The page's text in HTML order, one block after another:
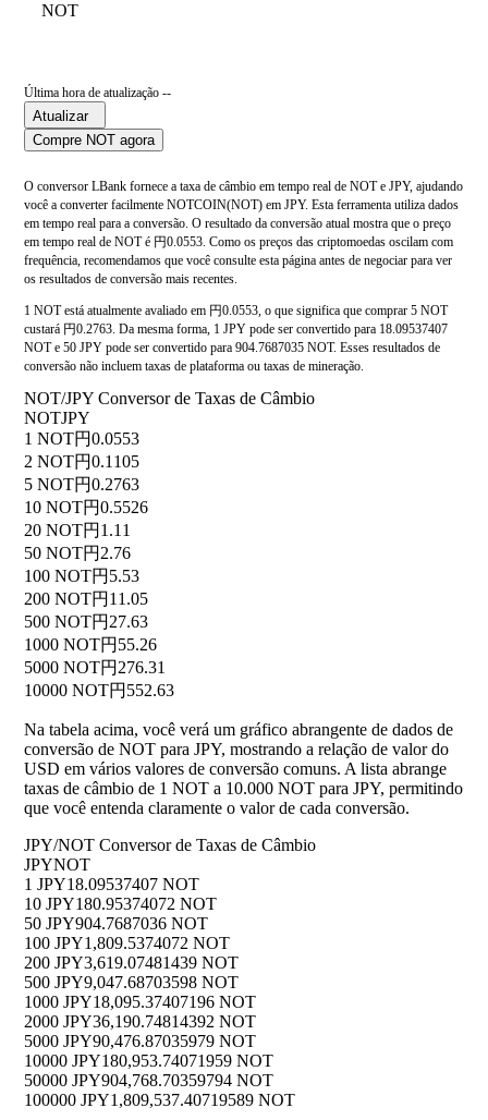
NOT
Última hora de atualização --
Atualizar
Compre NOT agora
O conversor LBank fornece a taxa de câmbio em tempo real de NOT e JPY, ajudando
você a converter facilmente NOTCOIN(NOT) em JPY. Esta ferramenta utiliza dados
em tempo real para a conversão. O resultado da conversão atual mostra que o preço
em tempo real de NOT é 円0.0553. Como os preços das criptomoedas oscilam com
frequência, recomendamos que você consulte esta página antes de negociar para ver
os resultados de conversão mais recentes.
1 NOT está atualmente avaliado em 円0.0553, o que significa que comprar 5 NOT
custará 円0.2763. Da mesma forma, 1 JPY pode ser convertido para 18.09537407
NOT e 50 JPY pode ser convertido para 904.7687035 NOT. Esses resultados de
conversão não incluem taxas de plataforma ou taxas de mineração.
NOT/JPY Conversor de Taxas de Câmbio
NOTJPY
1 NOT円0.0553
2 NOT円0.1105
5 NOT円0.2763
10 NOT円0.5526
20 NOT円1.11
50 NOT円2.76
100 NOT円5.53
200 NOT円11.05
500 NOT円27.63
1000 NOT円55.26
5000 NOT円276.31
10000 NOT円552.63
Na tabela acima, você verá um gráfico abrangente de dados de
conversão de NOT para JPY, mostrando a relação de valor do
USD em vários valores de conversão comuns. A lista abrange
taxas de câmbio de 1 NOT a 10.000 NOT para JPY, permitindo
que você entenda claramente o valor de cada conversão.
JPY/NOT Conversor de Taxas de Câmbio
JPYNOT
1 JPY18.09537407 NOT
10 JPY180.95374072 NOT
50 JPY904.7687036 NOT
100 JPY1,809.5374072 NOT
200 JPY3,619.07481439 NOT
500 JPY9,047.68703598 NOT
1000 JPY18,095.37407196 NOT
2000 JPY36,190.74814392 NOT
5000 JPY90,476.87035979 NOT
10000 JPY180,953.74071959 NOT
50000 JPY904,768.70359794 NOT
100000 JPY1,809,537.40719589 NOT